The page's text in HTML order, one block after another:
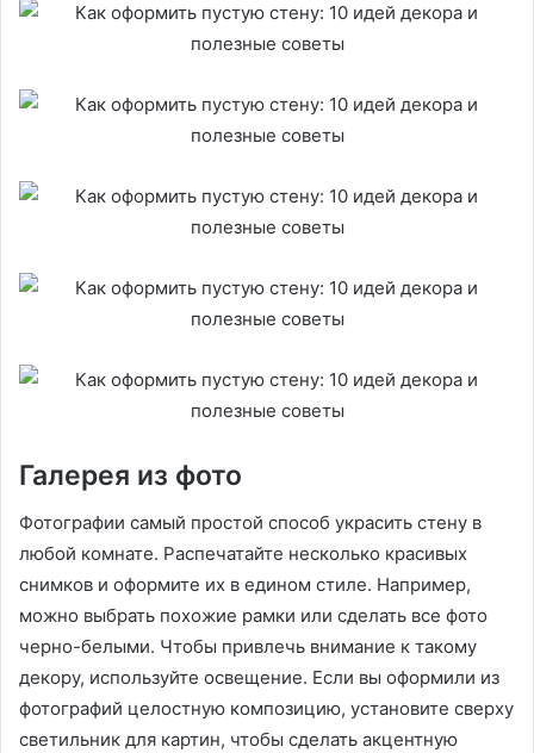
Галерея из фото
Фотографии самый простой способ украсить стену в
любой комнате. Распечатайте несколько красивых
снимков и оформите их в едином стиле. Например,
можно выбрать похожие рамки или сделать все фото
черно-белыми. Чтобы привлечь внимание к такому
декору, используйте освещение. Если вы оформили из
фотографий целостную композицию, установите сверху
светильник для картин, чтобы сделать акцентную